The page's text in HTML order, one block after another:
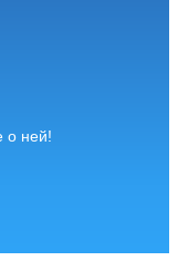
о ней!